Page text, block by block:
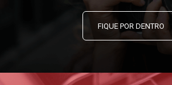
FIQUE POR DENTRO